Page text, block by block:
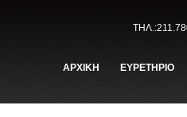
ΑΡΧΙΚΗ ΕΥΡΕΤΗΡΙΟ